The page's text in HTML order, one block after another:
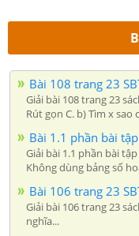
Bài 108 trang 23
Giải bài 108 trang 23
Rút gọn C. b) Tìm x sao
Bài 1.1 phần bài
Giải bài 1.1 phần bài
Không dùng bảng số
Bài 106 trang 23
Giải bài 106 trang 23
nghĩa...